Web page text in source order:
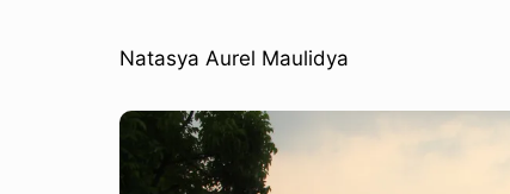
Natasya Aurel Maulidya